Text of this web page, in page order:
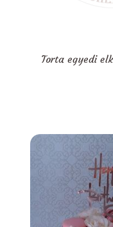
Torta egyedi